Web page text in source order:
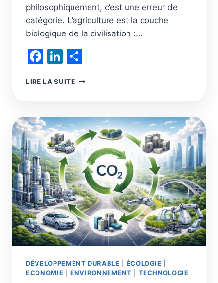
philosophiquement, c’est une erreur de
catégorie. L’agriculture est la couche
biologique de la civilisation :…
Facebook
LinkedIn
LIRE LA SUITEAGRICULTURE
L’INDUSTRIELLE
POUR
UNE
RECONQUÊTE
D’UNE
AGRICULTURE
RÉGÉNÉRATIVE
DÉSIRABLE
DÉVELOPPEMENT DURABLE ÉCOLOGIE
ECONOMIE |ENVIRONNEMENT TECHNOLOGIE